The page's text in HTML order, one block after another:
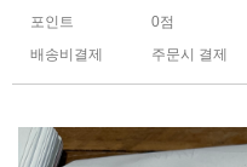
포인트
0점
배송비결제
주문시 결제